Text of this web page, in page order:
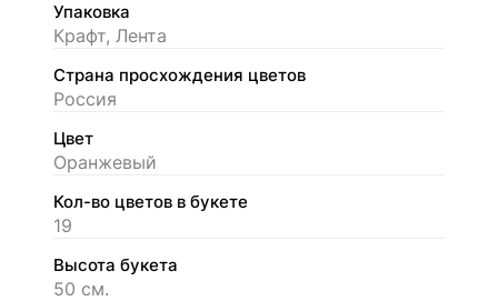
Упаковка
Крафт, Лента
Страна просхождения цветов
Россия
Цвет
Оранжевый
Кол-во цветов в букете
19
Высота букета
50 см.